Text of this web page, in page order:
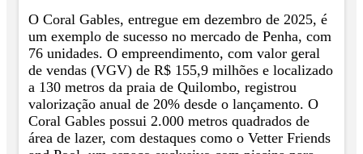
O Coral Gables, entregue em dezembro de 2025, é
um exemplo de sucesso no mercado de Penha, com
76 unidades. O empreendimento, com valor geral
de vendas (VGV) de R$ 155,9 milhões e localizado
a 130 metros da praia de Quilombo, registrou
valorização anual de 20% desde o lançamento. O
Coral Gables possui 2.000 metros quadrados de
área de lazer, com destaques como o Vetter Friends